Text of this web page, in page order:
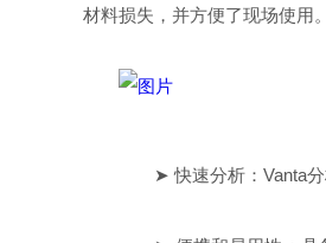
材料损失，并方便了现场使用。
➤ 快速分析：Vanta分